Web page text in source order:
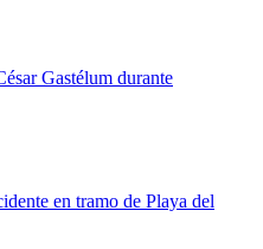
Gastélum durante
en tramo de Playa del